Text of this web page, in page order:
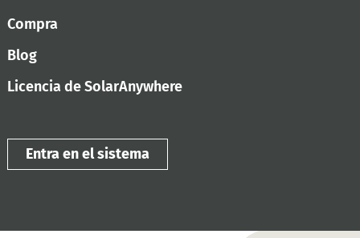
Compra
Blog
Licencia de SolarAnywhere
Entra en el sistema